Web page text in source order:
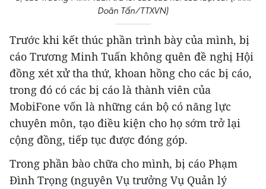
Doãn Tấn/TTXVN)
Trước khi kết thúc phần trình bày của mình, bị
cáo Trương Minh Tuấn không quên đề nghị Hội
đồng xét xử tha thứ, khoan hồng cho các bị cáo,
trong đó có các bị cáo là thành viên của
MobiFone vốn là những cán bộ có năng lực
chuyên môn, tạo điều kiện cho họ sớm trở lại
cộng đồng, tiếp tục được đóng góp.
Trong phần bào chữa cho mình, bị cáo Phạm
Đình Trọng (nguyên Vụ trưởng Vụ Quản lý